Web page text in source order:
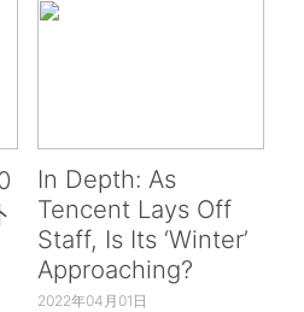
In Depth: As
Tencent Lays Off
Staff, Is Its ‘Winter’
Approaching?
2022年04月01日